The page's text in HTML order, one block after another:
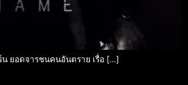
น ยอดจารชนคนอันตราย เรื่อ […]